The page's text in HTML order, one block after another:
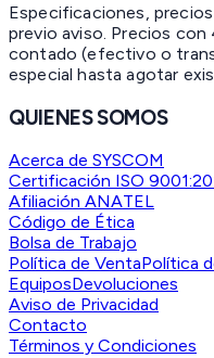
Especificaciones,
previo aviso. Precios
contado (efectivo o
especial hasta agotar
QUIENES SOMOS
Acerca de SYSCOM
Certificación ISO
Afiliación ANATEL
Código de Ética
Bolsa de Trabajo
Política de VentaPolítica
EquiposDevoluciones
Aviso de Privacidad
Contacto
Términos y Condiciones